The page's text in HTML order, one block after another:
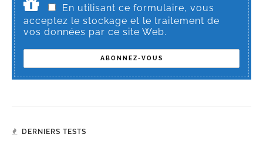
En utilisant ce formulaire, vous
acceptez le stockage et le traitement de
vos données par ce site Web.
DERNIERS TESTS